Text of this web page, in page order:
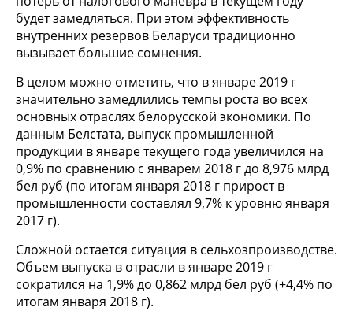
будет замедляться. При этом эффективность
внутренних резервов Беларуси традиционно
вызывает большие сомнения.
В целом можно отметить, что в январе 2019 г
значительно замедлились темпы роста во всех
основных отраслях белорусской экономики. По
данным Белстата, выпуск промышленной
продукции в январе текущего года увеличился на
0,9% по сравнению с январем 2018 г до 8,976 млрд
бел руб (по итогам января 2018 г прирост в
промышленности составлял 9,7% к уровню января
2017 г).
Сложной остается ситуация в сельхозпроизводстве.
Объем выпуска в отрасли в январе 2019 г
сократился на 1,9% до 0,862 млрд бел руб (+4,4% по
итогам января 2018 г).